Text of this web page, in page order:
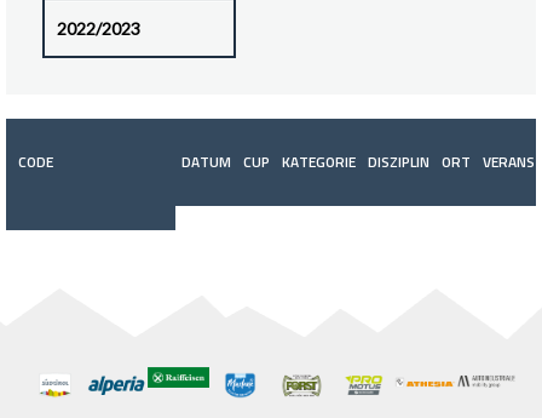
CODE DATUM CUP KATEGORIE DISZIPLIN ORT